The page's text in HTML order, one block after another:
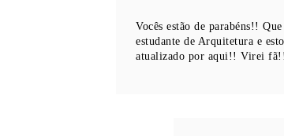
Vocês estão de parabéns!!
estudante de Arquitetura e
atualizado por aqui!! Virei